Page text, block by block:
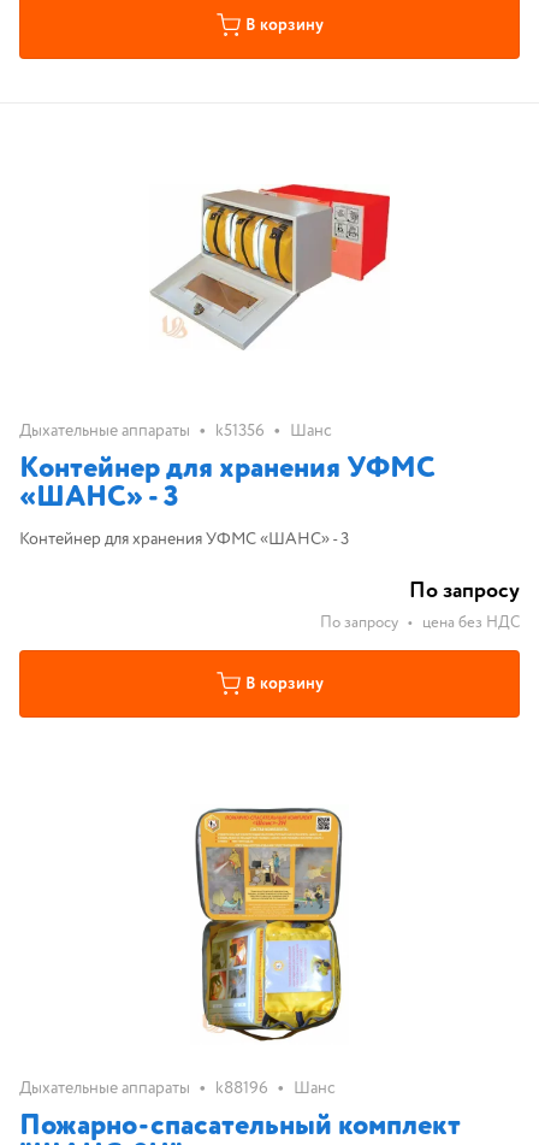
В корзину
Дыхательные аппараты • k51356 • Шанс
Контейнер для хранения УФМС
«ШАНС» - 3
Контейнер для хранения УФМС «ШАНС» - 3
По запросу
По запросу • цена без НДС
В корзину
Дыхательные аппараты • k88196 • Шанс
Пожарно-спасательный комплект